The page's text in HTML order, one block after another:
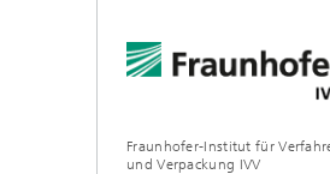
Fraunhofer-Institut für
und Verpackung IVV